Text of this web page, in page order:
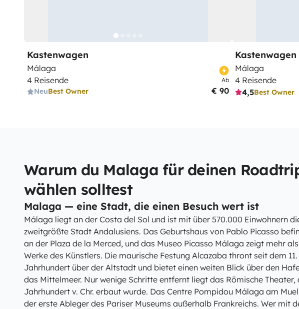
Kastenwagen
Málaga
4 Reisende
NeuBest Owner
Ab
€ 90
Kastenwagen
Málaga
4 Reisende
4,5Best Owner
Warum du Malaga für deinen
wählen solltest
Malaga — eine Stadt, die einen Besuch wert ist
Málaga liegt an der Costa del Sol und ist mit über 570.000 Einwohnern
zweitgrößte Stadt Andalusiens. Das Geburtshaus von Pablo Picasso
an der Plaza de la Merced, und das Museo Picasso Málaga zeigt mehr
Werke des Künstlers. Die maurische Festung Alcazaba thront seit dem 11.
Jahrhundert über der Altstadt und bietet einen weiten Blick über den
das Mittelmeer. Nur wenige Schritte entfernt liegt das Römische Theater,
Jahrhundert v. Chr. erbaut wurde. Das Centre Pompidou Málaga am
der erste Ableger des Pariser Museums außerhalb Frankreichs. Wer mit